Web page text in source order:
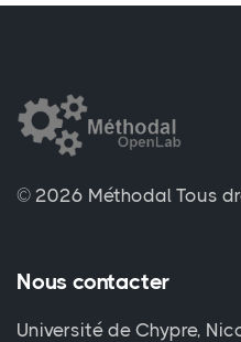
© 2026 Méthodal Tous
Nous contacter
Université de Chypre,